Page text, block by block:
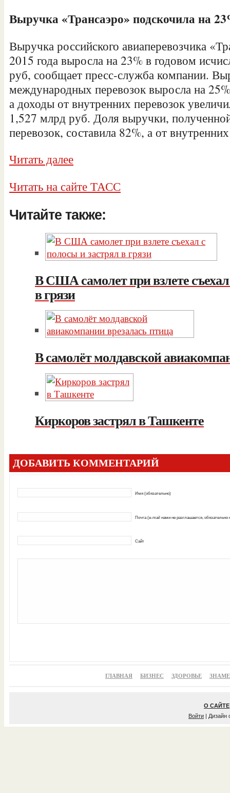
Выручка «Трансаэро» подскочила на
Выручка российского авиаперевозчика
2015 года выросла на 23% в годовом
руб, сообщает пресс-служба компании.
международных перевозок выросла на
а доходы от внутренних перевозок
1,527 млрд руб. Доля выручки,
перевозок, составила 82%, а от
Читать далее
Читать на сайте ТАСС
Читайте также:
В США самолет при взлете
в грязи
В самолёт молдавской
Киркоров застрял в Ташкенте
ДОБАВИТЬ КОММЕНТАРИЙ
Имя (обязательно)
Почта (e-mail нами не разглашается, обязательно
Сайт
ГЛАВНАЯ БИЗНЕС ЗДОРОВЬЕ
О САЙТЕ
Войти | Дизайн